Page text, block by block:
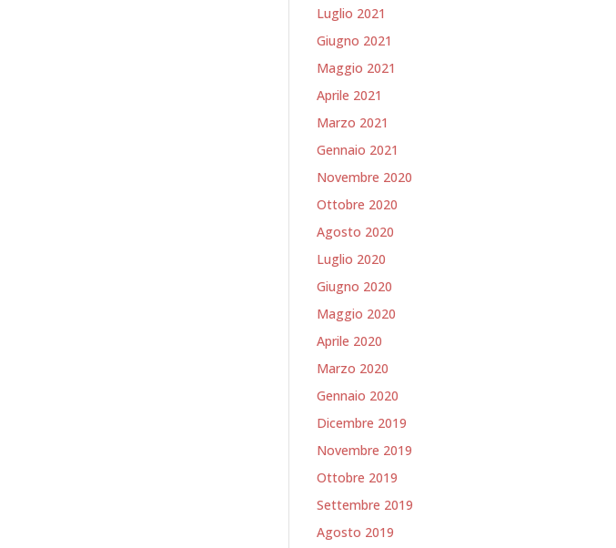
Luglio 2021
Giugno 2021
Maggio 2021
Aprile 2021
Marzo 2021
Gennaio 2021
Novembre 2020
Ottobre 2020
Agosto 2020
Luglio 2020
Giugno 2020
Maggio 2020
Aprile 2020
Marzo 2020
Gennaio 2020
Dicembre 2019
Novembre 2019
Ottobre 2019
Settembre 2019
Agosto 2019